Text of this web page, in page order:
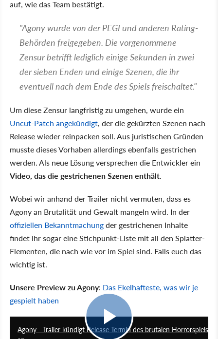
auf, wie das Team bestätigt.
"Agony wurde von der PEGI und anderen Rating-
Behörden freigegeben. Die vorgenommene
Zensur betrifft lediglich einige Sekunden in zwei
der sieben Enden und einige Szenen, die ihr
eventuell nach dem Ende des Spiels freischaltet."
Um diese Zensur langfristig zu umgehen, wurde ein
Uncut-Patch angekündigt, der die gekürzten Szenen nach
Release wieder reinpacken soll. Aus juristischen Gründen
musste dieses Vorhaben allerdings ebenfalls gestrichen
werden. Als neue Lösung versprechen die Entwickler ein
Video, das die gestrichenen Szenen enthält.
Wobei wir anhand der Trailer nicht vermuten, dass es
Agony an Brutalität und Gewalt mangeln wird. In der
offiziellen Bekanntmachungder gestrichenen Inhalte
findet ihr sogar eine Stichpunkt-Liste mit all den Splatter-
Elementen, die nach wie vor im Spiel sind. Falls euch das
wichtig ist.
Unsere Preview zu Agony: Das Ekelhafteste, was wir je
gespielt haben
Agony - Trailer kündigt Release-Termin des brutalen Horrorspiels